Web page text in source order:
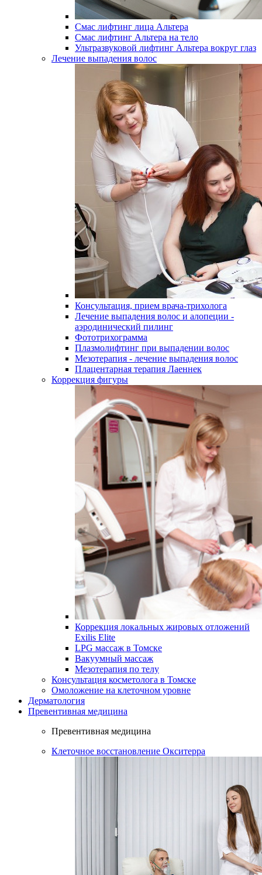
Смас лифтинг лица Альтера
Смас лифтинг Альтера на тело
Ультразвуковой лифтинг Альтера вокруг глаз
Лечение выпадения волос
Консультация, прием врача-трихолога
Лечение выпадения волос и алопеции -
аэродинический пилинг
Фототрихограмма
Плазмолифтинг при выпадении волос
Мезотерапия - лечение выпадения волос
Плацентарная терапия Лаеннек
Коррекция фигуры
Коррекция локальных жировых отложений
Exilis Elite
LPG массаж в Томске
Вакуумный массаж
Мезотерапия по телу
Консультация косметолога в Томске
Омоложение на клеточном уровне
Дерматология
Превентивная медицина
Превентивная медицина
Клеточное восстановление Окситерра